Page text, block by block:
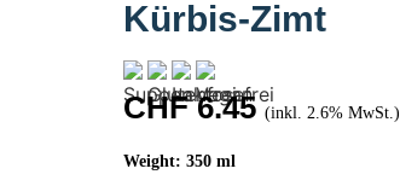
Kürbis-Zimt
CHF6.45 (inkl. 2.6% MwSt.)
Weight: 350 ml